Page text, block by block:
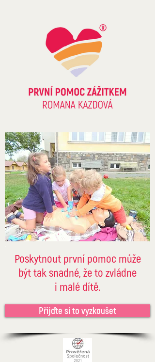
Poskytnout první pomoc může
být tak snadné, že to zvládne
i malé dítě.
Přijďte si to vyzkoušet